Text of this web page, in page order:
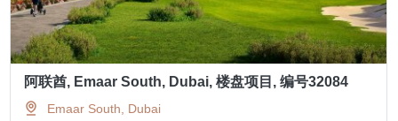
阿联酋, Emaar South, Dubai, 楼盘项目, 编号32084
Emaar South, Dubai